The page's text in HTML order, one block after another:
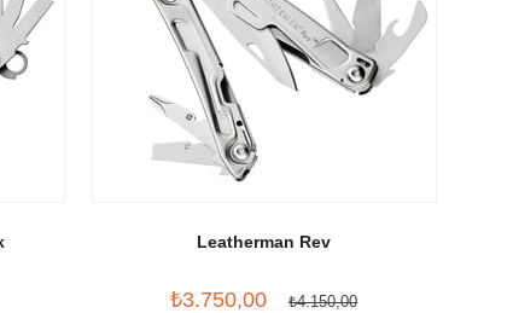
Leatherman Rev
₺3.750,00 ₺4.150,00